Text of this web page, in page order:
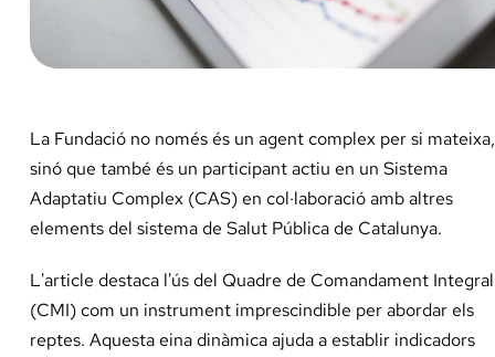
La Fundació no només és un agent complex per si mateixa,
sinó que també és un participant actiu en un Sistema
Adaptatiu Complex (CAS) en col·laboració amb altres
elements del sistema de Salut Pública de Catalunya.
L'article destaca l'ús del Quadre de Comandament Integral
(CMI) com un instrument imprescindible per abordar els
reptes. Aquesta eina dinàmica ajuda a establir indicadors